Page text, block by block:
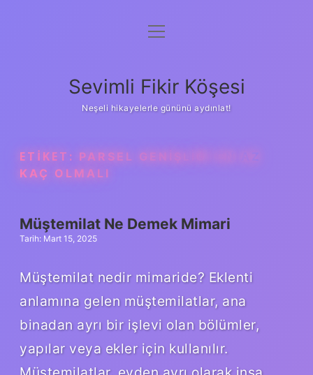
Anasayfa
Yasal Uyarı
menüyü
Sevimli Fikir Köşesi
Neşeli hikayelerle gününü aydınlat!
ETIKET: PARSEL GENIŞLIĞI EN AZ
KAÇ OLMALI
Müştemilat Ne Demek Mimari
Tarih: Mart 15, 2025
Müştemilat nedir mimaride? Eklenti
anlamına gelen müştemilatlar, ana
binadan ayrı bir işlevi olan bölümler,
yapılar veya ekler için kullanılır.